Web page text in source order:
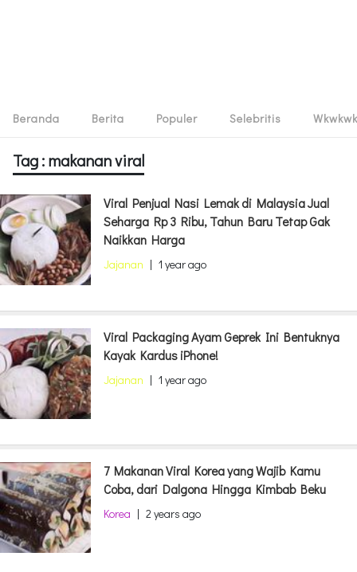
Beranda Berita Populer Selebritis Wkwkwk
Tag : makanan viral
Viral Penjual Nasi Lemak di Malaysia Jual
Seharga Rp 3 Ribu, Tahun Baru Tetap Gak
Naikkan Harga
Jajanan | 1 year ago
Viral Packaging Ayam Geprek Ini Bentuknya
Kayak Kardus iPhone!
Jajanan | 1 year ago
7 Makanan Viral Korea yang Wajib Kamu
Coba, dari Dalgona Hingga Kimbab Beku
Korea | 2 years ago